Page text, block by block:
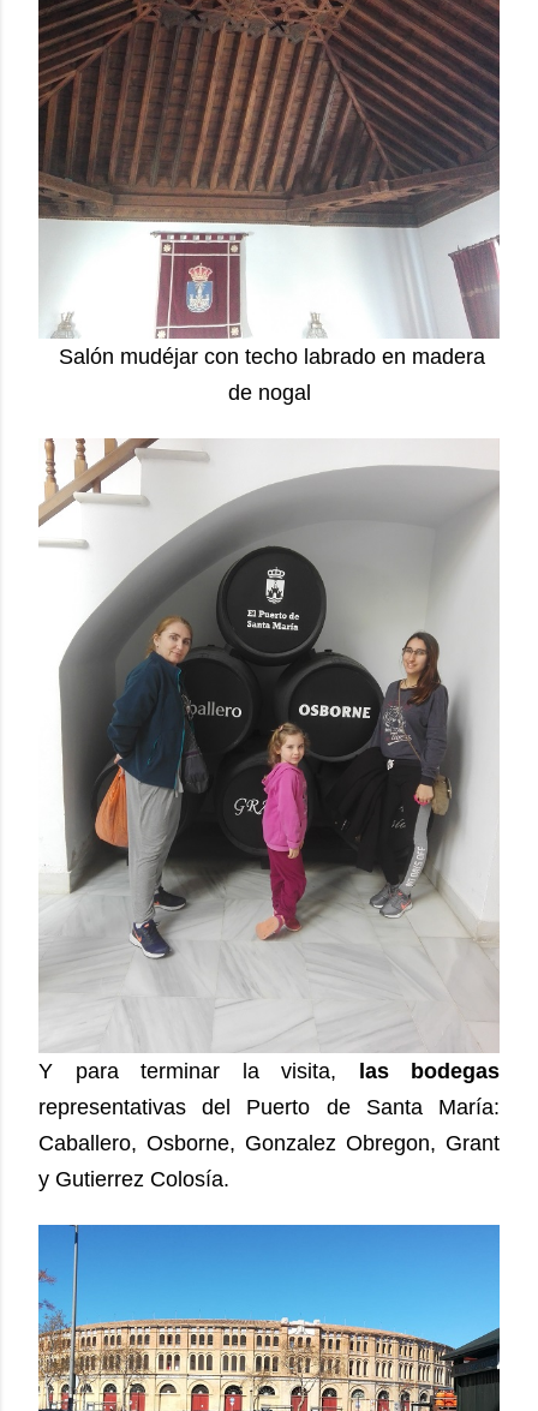
Salón mudéjar con techo labrado en madera
de nogal
Y para terminar la visita, las bodegas
representativas del Puerto de Santa María:
Caballero, Osborne, Gonzalez Obregon, Grant
y Gutierrez Colosía.